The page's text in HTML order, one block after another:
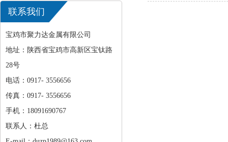
联系我们
宝鸡市聚力达金属有限公司
地址：陕西省宝鸡市高新区宝钛路
28号
电话：0917- 3556656
传真：0917- 3556656
手机：18091690767
联系人：杜总